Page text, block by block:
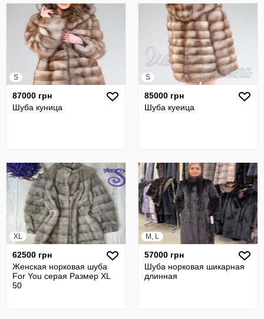
S
87000 грн
Шуба куница
S
85000 грн
Шуба куеица
XL
62500 грн
Женская норковая шуба
For You серая Размер XL
50
M, L
57000 грн
Шуба норковая шикарная
длинная